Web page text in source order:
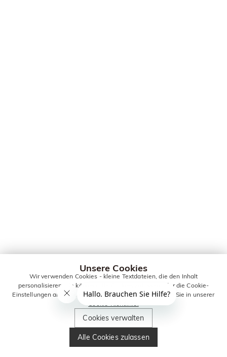
Unsere Cookies
Wir verwenden Cookies - kleine Textdateien, die den Inhalt
personalisieren. Sie können alle Cookies zulassen oder die Cookie-
Einstellungen anpassen. Weitere Informationen erhalten Sie in unserer
Cookie-Richtlinie.
Cookies verwalten
Alle Cookies zulassen